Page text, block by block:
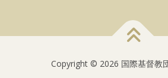
Copyright © 2026 国際基督教